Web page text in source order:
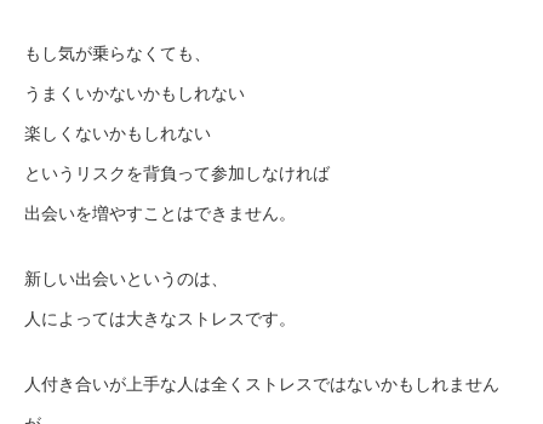
もし気が乗らなくても、
うまくいかないかもしれない
楽しくないかもしれない
というリスクを背負って参加しなければ
出会いを増やすことはできません。
新しい出会いというのは、
人によっては大きなストレスです。
人付き合いが上手な人は全くストレスではないかもしれません